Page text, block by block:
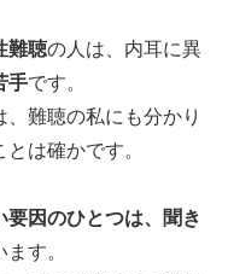
難聴の人は、内耳に異
手です。
難聴の私にも分かり
は確かです。
因のひとつは、聞き
す。